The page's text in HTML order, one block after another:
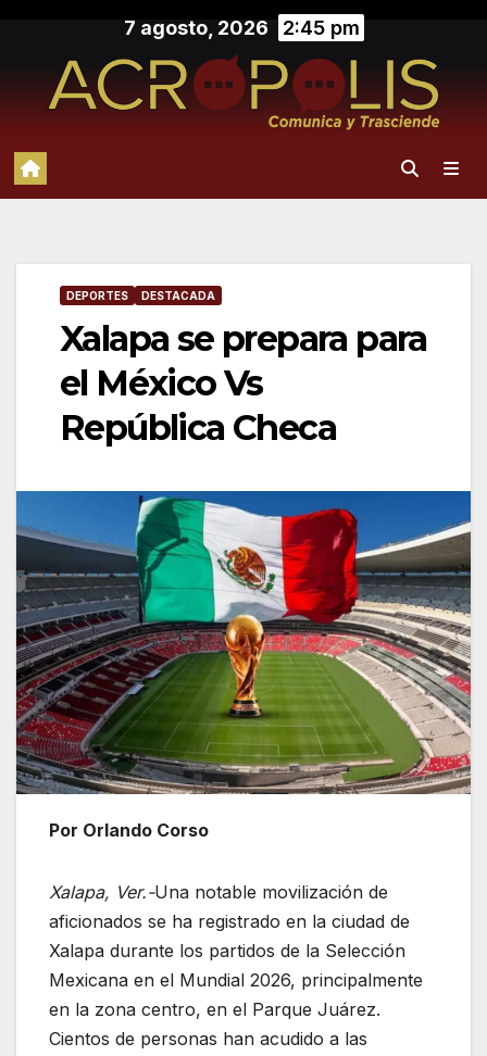
contenido
7 agosto, 2026 2:45 pm
DEPORTES DESTACADA
Xalapa se prepara para
el México Vs
República Checa
Por Orlando Corso
Xalapa, Ver.-Una notable movilización de
aficionados se ha registrado en la ciudad de
Xalapa durante los partidos de la Selección
Mexicana en el Mundial 2026, principalmente
en la zona centro, en el Parque Juárez.
Cientos de personas han acudido a las